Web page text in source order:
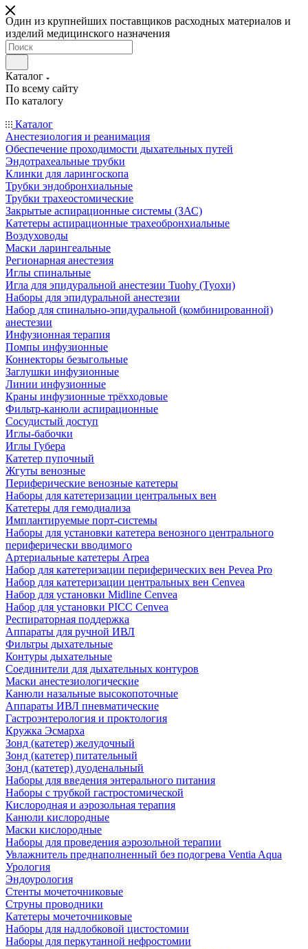
Один из крупнейших поставщиков расходных материалов и
изделий медицинского назначения
Каталог
По всему сайту
По каталогу
Каталог
Анестезиология и реанимация
Обеспечение проходимости дыхательных путей
Эндотрахеальные трубки
Клинки для ларингоскопа
Трубки эндобронхиальные
Трубки трахеостомические
Закрытые аспирационные системы (ЗАС)
Катетеры аспирационные трахеобронхиальные
Воздуховоды
Маски ларингеальные
Регионарная анестезия
Иглы спинальные
Игла для эпидуральной анестезии Tuohy (Туохи)
Наборы для эпидуральной анестезии
Набор для спинально-эпидуральной (комбинированной)
анестезии
Инфузионная терапия
Помпы инфузионные
Коннекторы безыгольные
Заглушки инфузионные
Линии инфузионные
Краны инфузионные трёхходовые
Фильтр-канюли аспирационные
Сосудистый доступ
Иглы-бабочки
Иглы Губера
Катетер пупочный
Жгуты венозные
Периферические венозные катетеры
Наборы для катетеризации центральных вен
Катетеры для гемодиализа
Имплантируемые порт‑системы
Наборы для установки катетера венозного центрального
периферически вводимого
Артериальные катетеры Arpea
Набор для катетеризации периферических вен Pevea Pro
Набор для катетеризации центральных вен Cenvea
Набор для установки Midline Cenvea
Набор для установки PICC Cenvea
Респираторная поддержка
Аппараты для ручной ИВЛ
Фильтры дыхательные
Контуры дыхательные
Соединители для дыхательных контуров
Маски анестезиологические
Канюли назальные высокопоточные
Аппараты ИВЛ пневматические
Гастроэнтерология и проктология
Кружка Эсмарха
Зонд (катетер) желудочный
Зонд (катетер) питательный
Зонд (катетер) дуоденальный
Наборы для введения энтерального питания
Наборы с трубкой гастростомической
Кислородная и аэрозольная терапия
Канюли кислородные
Маски кислородные
Наборы для проведения аэрозольной терапии
Увлажнитель преднаполненный без подогрева Ventia Aqua
Урология
Эндоурология
Стенты мочеточниковые
Струны проводники
Катетеры мочеточниковые
Наборы для надлобковой цистостомии
Наборы для перкутанной нефростомии